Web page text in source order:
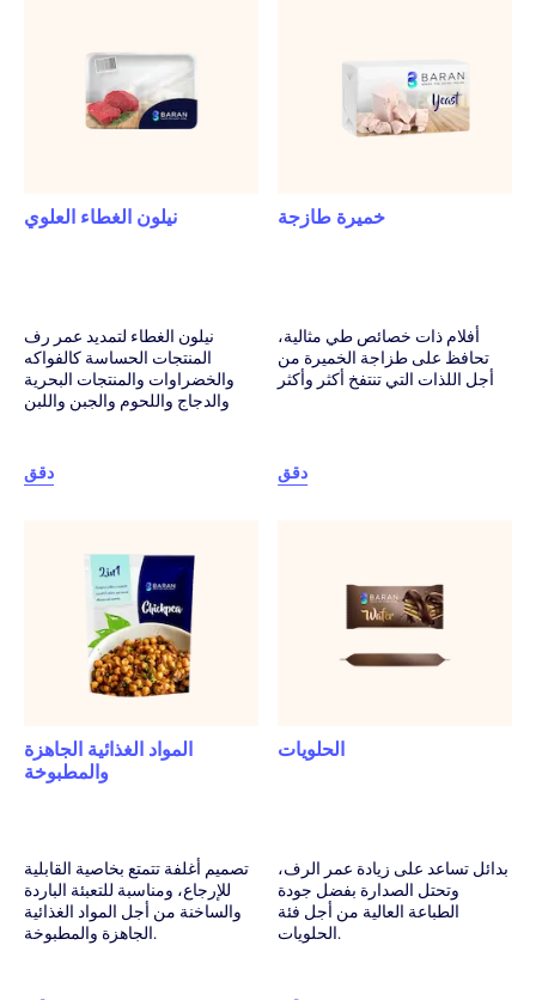
نيلون الغطاء العلوي
نيلون الغطاء لتمديد عمر رف
المنتجات الحساسة كالفواكه
والخضراوات والمنتجات البحرية
والدجاج واللحوم والجبن واللبن
دقق
خميرة طازجة
أفلام ذات خصائص طي مثالية،
تحافظ على طزاجة الخميرة من
أجل اللذات التي تنتفخ أكثر وأكثر
دقق
المواد الغذائية الجاهزة
والمطبوخة
تصميم أغلفة تتمتع بخاصية القابلية
للإرجاع، ومناسبة للتعبئة الباردة
والساخنة من أجل المواد الغذائية
الجاهزة والمطبوخة.
الحلويات
بدائل تساعد على زيادة عمر الرف،
وتحتل الصدارة بفضل جودة
الطباعة العالية من أجل فئة
الحلويات.